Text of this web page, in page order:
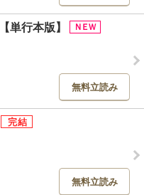
単行本版】
無料立読み
無料立読み